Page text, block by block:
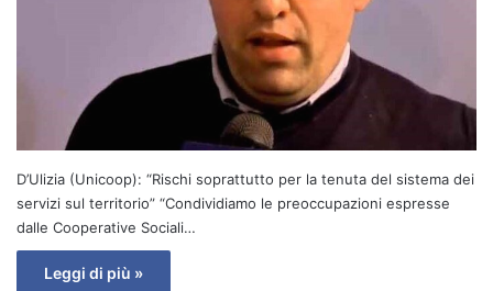
D’Ulizia (Unicoop): “Rischi soprattutto per la tenuta del sistema dei
servizi sul territorio” “Condividiamo le preoccupazioni espresse
dalle Cooperative Sociali…
Leggi di più »